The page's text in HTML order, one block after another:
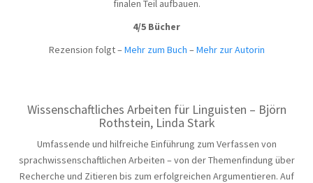
finalen Teil aufbauen.
4/5 Bücher
Rezension folgt – Mehr zum Buch – Mehr zur Autorin
Wissenschaftliches Arbeiten für Linguisten – Björn
Rothstein, Linda Stark
Umfassende und hilfreiche Einführung zum Verfassen von
sprachwissenschaftlichen Arbeiten – von der Themenfindung über
Recherche und Zitieren bis zum erfolgreichen Argumentieren. Auf